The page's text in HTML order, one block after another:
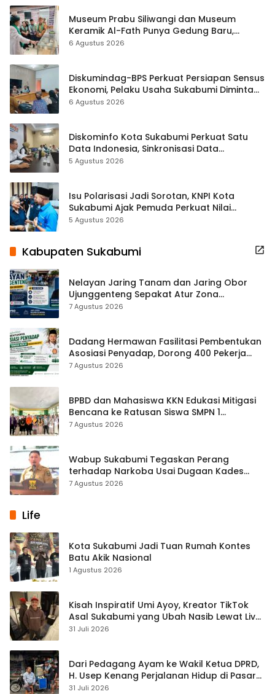
Museum Prabu Siliwangi dan Museum
Keramik Al-Fath Punya Gedung Baru,
Hampir 500 Koleksi Dipisahkan
6 Agustus 2026
Diskumindag-BPS Perkuat Persiapan Sensus
Ekonomi, Pelaku Usaha Sukabumi Diminta
Terbuka Beri Data
6 Agustus 2026
Diskominfo Kota Sukabumi Perkuat Satu
Data Indonesia, Sinkronisasi Data
Kewilayahan Dikebut
5 Agustus 2026
Isu Polarisasi Jadi Sorotan, KNPI Kota
Sukabumi Ajak Pemuda Perkuat Nilai
Kebangsaan
5 Agustus 2026
Kabupaten Sukabumi
Nelayan Jaring Tanam dan Jaring Obor
Ujunggenteng Sepakat Atur Zona
Penangkapan
7 Agustus 2026
Dadang Hermawan Fasilitasi Pembentukan
Asosiasi Penyadap, Dorong 400 Pekerja
Dapat Perlindungan BPJS
7 Agustus 2026
BPBD dan Mahasiswa KKN Edukasi Mitigasi
Bencana ke Ratusan Siswa SMPN 1
Simpenan
7 Agustus 2026
Wabup Sukabumi Tegaskan Perang
terhadap Narkoba Usai Dugaan Kades
Terlibat
7 Agustus 2026
Life
Kota Sukabumi Jadi Tuan Rumah Kontes
Batu Akik Nasional
1 Agustus 2026
Kisah Inspiratif Umi Ayoy, Kreator TikTok
Asal Sukabumi yang Ubah Nasib Lewat Live
Streaming
31 Juli 2026
Dari Pedagang Ayam ke Wakil Ketua DPRD,
H. Usep Kenang Perjalanan Hidup di Pasar
Cisaat
31 Juli 2026